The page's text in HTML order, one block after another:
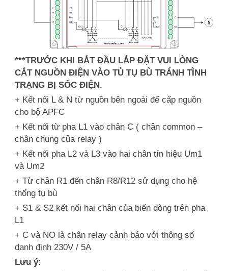
***TRƯỚC KHI BẮT ĐẦU LẮP ĐẶT VUI LÒNG
CẮT NGUỒN ĐIỆN VÀO TỦ TỤ BÙ TRÁNH TÌNH
TRẠNG BỊ SỐC ĐIỆN.
+ Kết nối L & N từ nguồn bên ngoài để cấp nguồn
cho bộ APFC
+ Kết nối từ pha L1 vào chân C ( chân common –
chân chung của relay )
+ Kết nối pha L2 và L3 vào hai chân tín hiệu Um1
và Um2
+ Từ chân R1 đến chân R8/R12 sử dụng cho hệ
thống tụ bù
+ S1 & S2 kết nối hai chân của biến dòng trên pha
L1
+ C và NO là chân relay cảnh báo với thông số
danh định 230V / 5A
Lưu ý: